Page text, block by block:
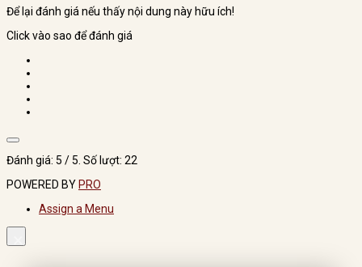
Để lại đánh giá nếu thấy nội dung này hữu ích!
Click vào sao để đánh giá
Đánh giá: 5 / 5. Số lượt: 22
POWERED BY PRO
Assign a Menu
×